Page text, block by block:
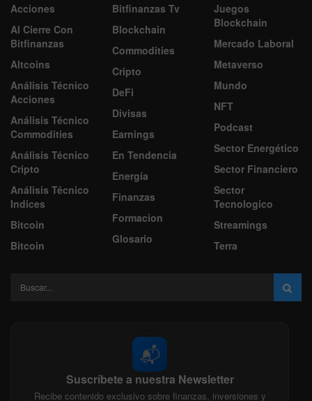
Acciones
Al Cierre Con
Bitfinanzas
Altcoins
Análisis Técnico
Acciones
Análisis Técnico
Commodities
Análisis Técnico
Cripto
Análisis Técnico
Indices
Bitcoin
Bitcoin
Bitfinanzas Tv
Blockchain
Commodities
Cripto
DeFi
Divisas
Earnings
En Tendencia
Energía
Finanzas
Formacion
Glosario
Juegos
Blockchain
Mercado Laboral
Metaverso
Mundo
NFT
Podcast
Sector Energético
Sector Financiero
Sector
Tecnologico
Streamings
Terra
📬
Suscríbete a nuestra Newsletter
Recibe contenido exclusivo sobre finanzas, inversiones y